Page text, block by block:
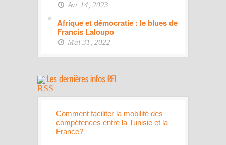
Avr 14, 2023
Afrique et démocratie : le blues de
Francis Laloupo
Mai 31, 2022
Comment faciliter la mobilité des
compétences entre la Tunisie et la
France?